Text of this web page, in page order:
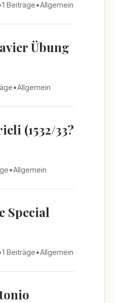
1 Beiträge•Allgemein
Übung
•Allgemein
(1532/33?
•Allgemein
Special
1 Beiträge•Allgemein